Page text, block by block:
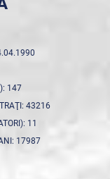
147
43216
11
17987